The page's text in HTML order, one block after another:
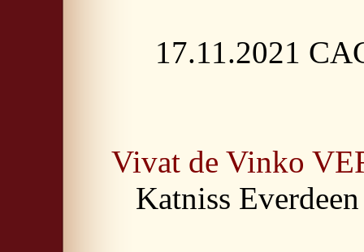
17.11.2021
Vivat de Vinko
Katniss